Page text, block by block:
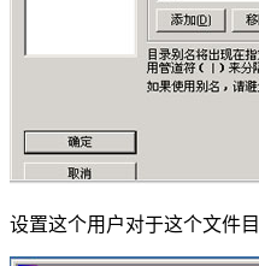
设置这个用户对于这个文件